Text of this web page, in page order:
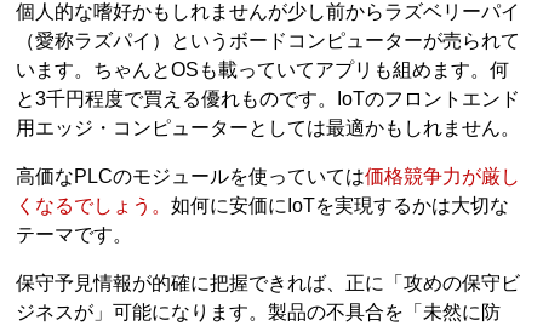
個人的な嗜好かもしれませんが少し前からラズベリーパイ
（愛称ラズパイ）というボードコンピューターが売られて
います。ちゃんとOSも載っていてアプリも組めます。何
と3千円程度で買える優れものです。IoTのフロントエンド
用エッジ・コンピューターとしては最適かもしれません。
高価なPLCのモジュールを使っていては価格競争力が厳し
くなるでしょう。如何に安価にIoTを実現するかは大切な
テーマです。
保守予見情報が的確に把握できれば、正に「攻めの保守ビ
ジネスが」可能になります。製品の不具合を「未然に防